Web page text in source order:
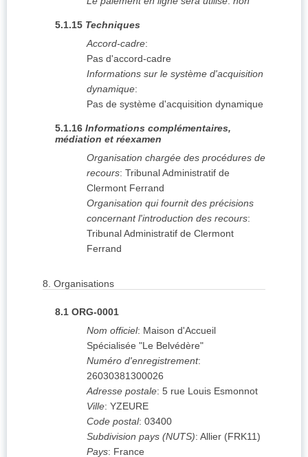
5.1.15 Techniques
Accord-cadre:
Pas d'accord-cadre
Informations sur le système d'acquisition
dynamique:
Pas de système d'acquisition dynamique
5.1.16 Informations complémentaires,
médiation et réexamen
Organisation chargée des procédures de
recours: Tribunal Administratif de
Clermont Ferrand
Organisation qui fournit des précisions
concernant l'introduction des recours:
Tribunal Administratif de Clermont
Ferrand
8. Organisations
8.1 ORG-0001
Nom officiel: Maison d'Accueil
Spécialisée "Le Belvédère"
Numéro d'enregistrement:
26030381300026
Adresse postale: 5 rue Louis Esmonnot
Ville: YZEURE
Code postal: 03400
Subdivision pays (NUTS): Allier (FRK11)
Pays: France